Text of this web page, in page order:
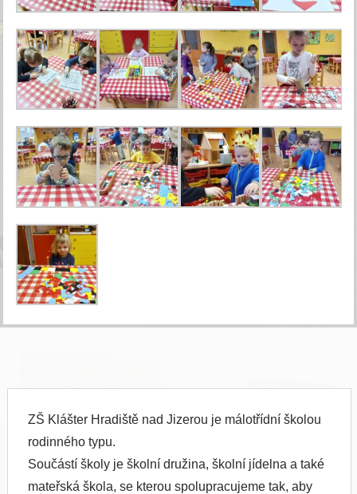
ZŠ Klášter Hradiště nad Jizerou je málotřídní školou
rodinného typu.
Součástí školy je školní družina, školní jídelna a také
mateřská škola, se kterou spolupracujeme tak, aby